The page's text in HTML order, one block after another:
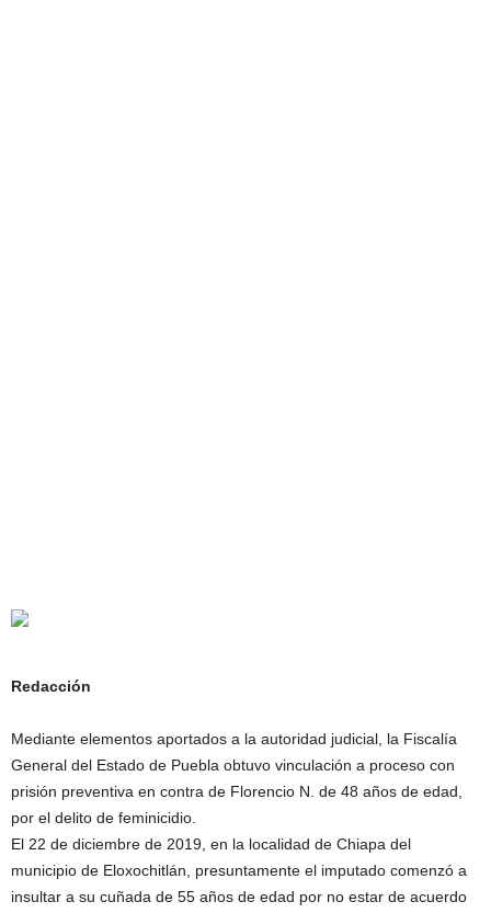
Redacción
Mediante elementos aportados a la autoridad judicial, la Fiscalía
General del Estado de Puebla obtuvo vinculación a proceso con
prisión preventiva en contra de Florencio N. de 48 años de edad,
por el delito de feminicidio.
El 22 de diciembre de 2019, en la localidad de Chiapa del
municipio de Eloxochitlán, presuntamente el imputado comenzó a
insultar a su cuñada de 55 años de edad por no estar de acuerdo